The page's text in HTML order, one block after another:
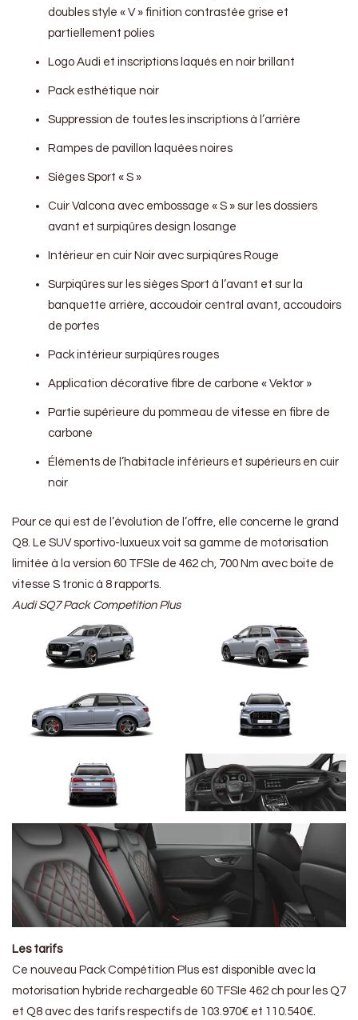
doubles style « V » finition contrastée grise et
partiellement polies
Logo Audi et inscriptions laqués en noir brillant
Pack esthétique noir
Suppression de toutes les inscriptions à l’arrière
Rampes de pavillon laquées noires
Sièges Sport « S »
Cuir Valcona avec embossage « S » sur les dossiers
avant et surpiqûres design losange
Intérieur en cuir Noir avec surpiqûres Rouge
Surpiqûres sur les sièges Sport à l’avant et sur la
banquette arrière, accoudoir central avant, accoudoirs
de portes
Pack intérieur surpiqûres rouges
Application décorative fibre de carbone « Vektor »
Partie supérieure du pommeau de vitesse en fibre de
carbone
Éléments de l’habitacle inférieurs et supérieurs en cuir
noir
Pour ce qui est de l’évolution de l’offre, elle concerne le grand
Q8. Le SUV sportivo-luxueux voit sa gamme de motorisation
limitée à la version 60 TFSIe de 462 ch, 700 Nm avec boite de
vitesse S tronic à 8 rapports.
Audi SQ7 Pack Competition Plus
Les tarifs
Ce nouveau Pack Compétition Plus est disponible avec la
motorisation hybride rechargeable 60 TFSIe 462 ch pour les Q7
et Q8 avec des tarifs respectifs de 103.970€ et 110.540€.